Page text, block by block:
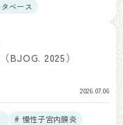
ベース
BJOG. 2025）
2026.07.06
# 慢性子宮内膜炎